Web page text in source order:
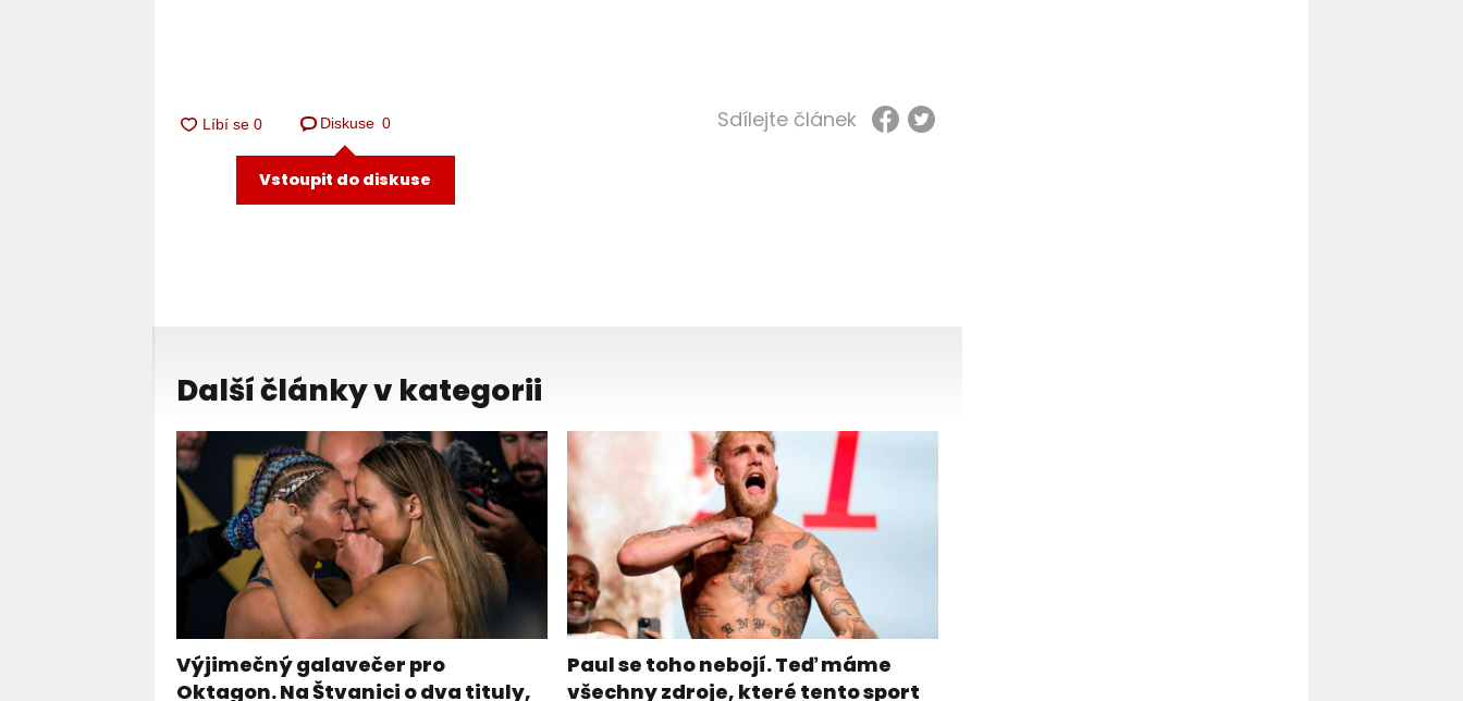
Diskuse 0
Vstoupit do diskuse
Sdílejte článek
Další články v kategorii
Výjimečný galavečer pro
Oktagon. Na Štvanici o dva tituly,
Paul se toho nebojí. Teď máme
všechny zdroje, které tento sport